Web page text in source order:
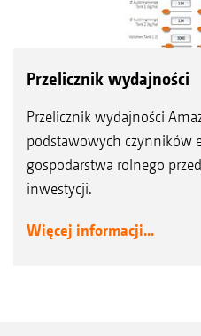
Przelicznik wydajności
Przelicznik wydajności
podstawowych czynników
gospodarstwa rolnego
inwestycji.
Więcej informacji...